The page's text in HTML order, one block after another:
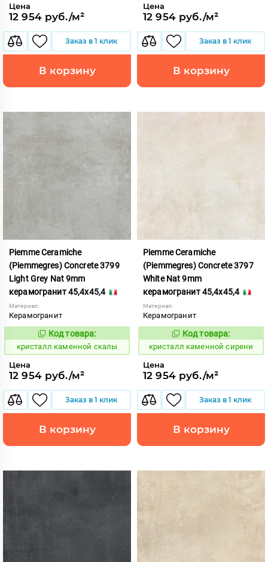
Цена
12 954 руб./м²
Заказ в 1 клик
В корзину
Цена
12 954 руб./м²
Заказ в 1 клик
В корзину
Piemme Ceramiche
(Piemmegres) Concrete 3799
Light Grey Nat 9mm
керамогранит 45,4x45,4
Материал:
Керамогранит
817216
Код товара:
кристалл каменной скалы
Цена
12 954 руб./м²
Заказ в 1 клик
В корзину
Piemme Ceramiche
(Piemmegres) Concrete 3797
White Nat 9mm
керамогранит 45,4x45,4
Материал:
Керамогранит
817214
Код товара:
кристалл каменной сирени
Цена
12 954 руб./м²
Заказ в 1 клик
В корзину